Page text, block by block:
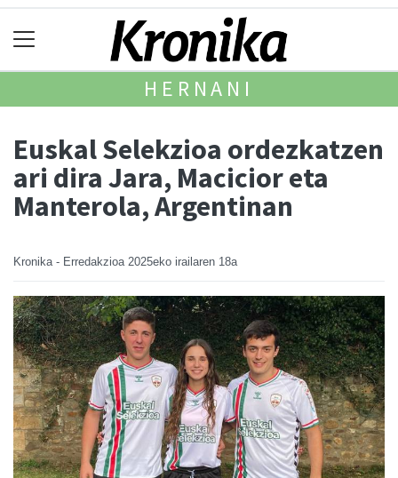
HERNANI
Euskal Selekzioa ordezkatzen
ari dira Jara, Macicior eta
Manterola, Argentinan
Kronika - Erredakzioa 2025eko irailaren 18a